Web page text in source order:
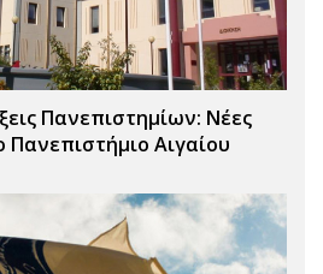
Πανεπιστημίων: Νέες
Πανεπιστήμιο Αιγαίου